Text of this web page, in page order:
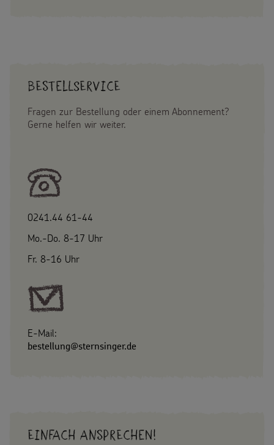
FAQ Spenden
Bestellservice
Fragen zur Bestellung oder einem Abonnement?
Gerne helfen wir weiter.
0241.44 61-44
Mo.-Do. 8-17 Uhr
Fr. 8-16 Uhr
E-Mail:
bestellung@sternsinger.de
Einfach Ansprechen!